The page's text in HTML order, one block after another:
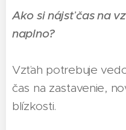
Ako si nájsť čas na
naplno?
Vzťah potrebuje
čas na zastavenie,
blízkosti.